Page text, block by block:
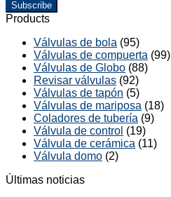
Subscribe
Products
Válvulas de bola (95)
Válvulas de compuerta (99)
Válvulas de Globo (88)
Revisar válvulas (92)
Válvulas de tapón (5)
Válvulas de mariposa (18)
Coladores de tubería (9)
Válvula de control (19)
Válvula de cerámica (11)
Válvula domo (2)
Últimas noticias